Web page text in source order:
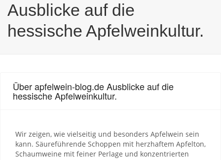
Ausblicke auf die
hessische Apfelweinkultur.
Über apfelwein-blog.de Ausblicke auf die
hessische Apfelweinkultur.
Wir zeigen, wie vielseitig und besonders Apfelwein sein
kann. Säureführende Schoppen mit herzhaftem Apfelton,
Schaumweine mit feiner Perlage und konzentrierten